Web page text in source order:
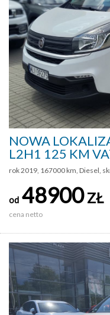
NOWA
L2H1 125 KM
rok 2019, 167000 km, Diesel,
od 48900ZŁ
cena netto